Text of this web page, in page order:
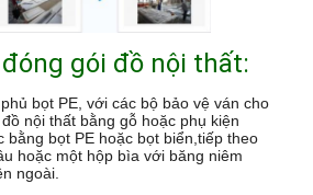
gói đồ nội thất:
bọt PE, với các bộ bảo vệ ván cho
nội thất bằng gỗ hoặc phụ kiện
bằng bọt PE hoặc bọt biển,tiếp theo
hoặc một hộp bìa với băng niêm
ngoài.